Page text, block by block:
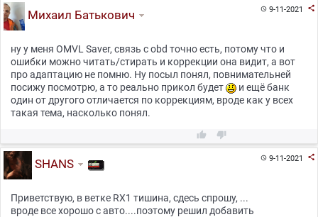
9-11-2021 
Михаил Батькович
ну у меня OMVL Saver, связь с obd точно есть, потому что и
ошибки можно читать/стирать и коррекции она видит, а вот
про адаптацию не помню. Ну посыл понял, повнимательней
посижу посмотрю, а то реально прикол будет
и ещё банк
один от другого отличается по коррекциям, вроде как у всех
такая тема, насколько понял.
 
9-11-2021 
SHANS
Приветствую, в ветке RX1 тишина, сдесь спрошу, ...
вроде все хорошо с авто....поэтому решил добавить